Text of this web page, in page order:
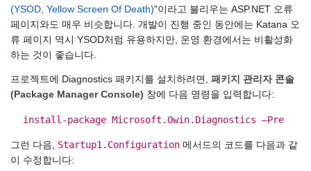
(YSOD, Yellow Screen Of Death)"이라고 불리우는 ASP.NET 오류
페이지와도 매우 비슷합니다. 개발이 진행 중인 동안에는 Katana 오
류 페이지 역시 YSOD처럼 유용하지만, 운영 환경에서는 비활성화
하는 것이 좋습니다.
프로젝트에 Diagnostics 패키지를 설치하려면, 패키지 관리자 콘솔
(Package Manager Console) 창에 다음 명령을 입력합니다:
install-package Microsoft.Owin.Diagnostics –Pre
그런 다음, Startup1.Configuration 메서드의 코드를 다음과 같
이 수정합니다: